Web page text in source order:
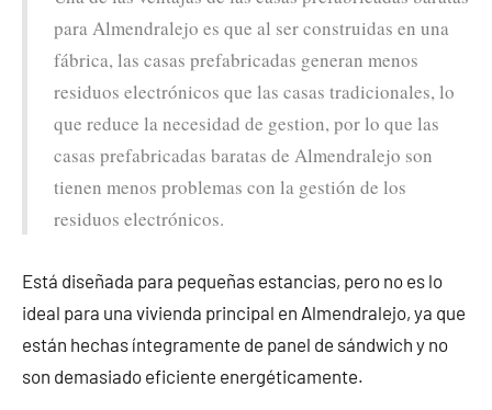
para Almendralejo es que al ser construidas en una
fábrica, las casas prefabricadas generan menos
residuos electrónicos que las casas tradicionales, lo
que reduce la necesidad de gestion, por lo que las
casas prefabricadas baratas de Almendralejo son
tienen menos problemas con la gestión de los
residuos electrónicos.
Está diseñada para pequeñas estancias, pero no es lo
ideal para una vivienda principal en Almendralejo, ya que
están hechas íntegramente de panel de sándwich y no
son demasiado eficiente energéticamente.